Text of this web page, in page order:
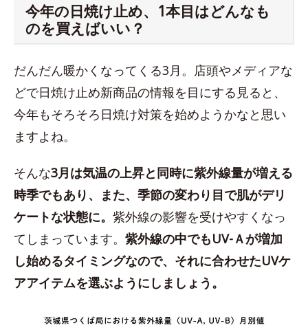
今年の日焼け止め、1本目はどんなも
のを買えばいい？
だんだん暖かくなってくる3月。店頭やメディアな
どで日焼け止め新商品の情報を目にする見ると、
今年もそろそろ日焼け対策を始めようかなと思い
ますよね。
そんな3月は気温の上昇と同時に紫外線量が増える
時季でもあり、また、季節の変わり目で肌がデリ
ケートな状態に。 紫外線の影響を受けやすくなっ
てしまっています。 紫外線の中でもUV-Ａが増加
し始めるタイミングなので、それに合わせたUVケ
アアイテムを選ぶようにしましょう。